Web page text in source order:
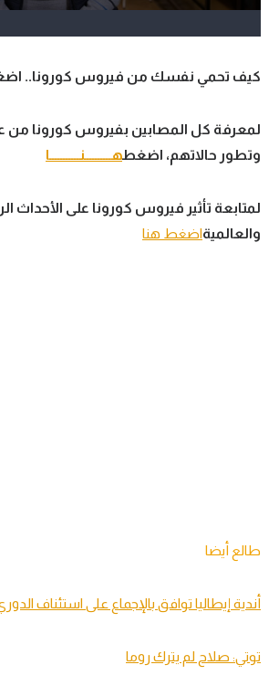
كيف تحمي نفسك من فيروس كورونا..
لمعرفة كل المصابين بفيروس كورونا من
وتطور حالاتهم، اضغطهــــــــــنـــــــــــا
لمتابعة تأثير فيروس كورونا على الأحداث
والعالميةاضغط هنا
طالع أيضا
أندية إيطاليا توافق بالإجماع على استئناف
توتي: صلاح لم يترك روما